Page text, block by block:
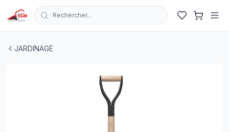
Rechercher...
JARDINAGE